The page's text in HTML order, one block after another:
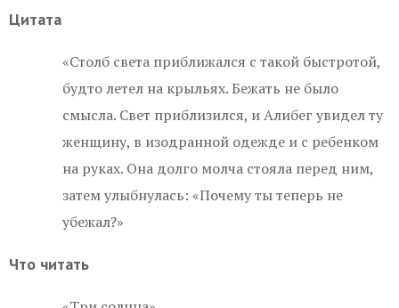
Цитата
«Столб света приближался с такой быстротой,
будто летел на крыльях. Бежать не было
смысла. Свет приблизился, и Алибег увидел ту
женщину, в изодранной одежде и с ребенком
на руках. Она долго молча стояла перед ним,
затем улыбнулась: «Почему ты теперь не
убежал?»
Что читать